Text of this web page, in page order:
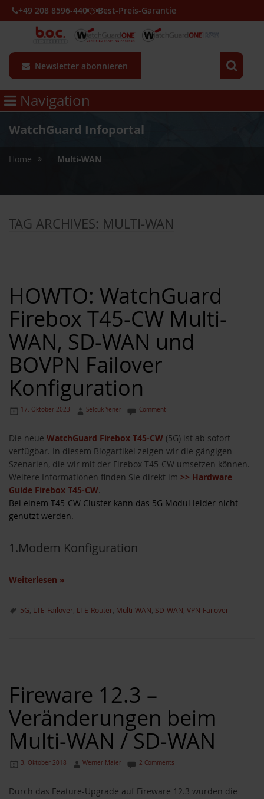
Newsletter abonnieren
+49 208 8596-440 Best-Preis-Garantie
Navigation
WatchGuard Infoportal
Home Multi-WAN
TAG ARCHIVES: MULTI-WAN
HOWTO: WatchGuard
Firebox T45-CW Multi-
WAN, SD-WAN und
BOVPN Failover
Konfiguration
17. Oktober 2023 Selcuk Yener Comment
Die neue WatchGuard Firebox T45-CW (5G) ist ab sofort
verfügbar. In diesem Blogartikel zeigen wir die gängigen
Szenarien, die wir mit der Firebox T45-CW umsetzen können.
Weitere Informationen finden Sie direkt im >> Hardware
Guide Firebox T45-CW.
Bei einem T45-CW Cluster kann das 5G Modul leider nicht
genutzt werden.
1.Modem Konfiguration
Weiterlesen »
5G LTE-Failover LTE-Router Multi-WAN SD-WAN VPN-Failover
Fireware 12.3 –
Veränderungen beim
Multi-WAN / SD-WAN
3. Oktober 2018 Werner Maier 2 Comments
Durch das Feature-Upgrade auf Fireware 12.3 wurden die